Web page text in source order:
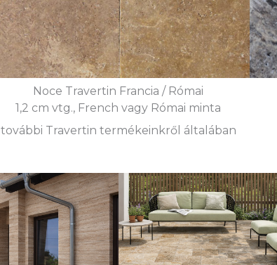
Noce Travertin Francia / Római
1,2 cm vtg., French vagy Római minta
további Travertin termékeinkről általában